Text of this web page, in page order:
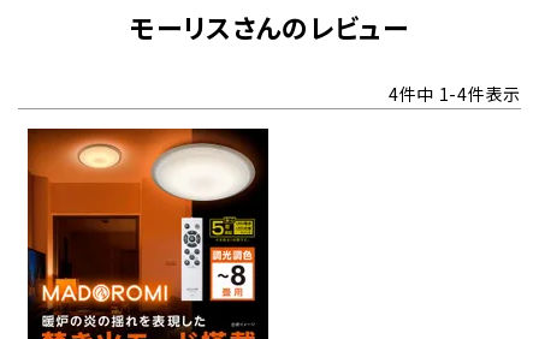
モーリスさんのレビュー
4件中 1-4件表示